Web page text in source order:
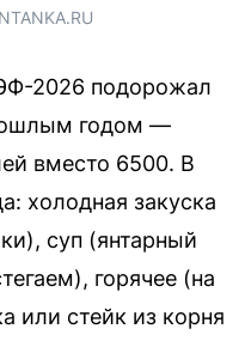
2026 подорожал
годом —
вместо 6500. В
холодная закуска
суп (янтарный
горячее (на
или стейк из корня